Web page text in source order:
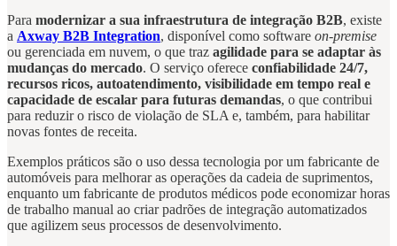
Para modernizar a sua infraestrutura de integração B2B, existe
a Axway B2B Integration, disponível como software on-premise
ou gerenciada em nuvem, o que traz agilidade para se adaptar às
mudanças do mercado. O serviço oferece confiabilidade 24/7,
recursos ricos, autoatendimento, visibilidade em tempo real e
capacidade de escalar para futuras demandas, o que contribui
para reduzir o risco de violação de SLA e, também, para habilitar
novas fontes de receita.
Exemplos práticos são o uso dessa tecnologia por um fabricante de
automóveis para melhorar as operações da cadeia de suprimentos,
enquanto um fabricante de produtos médicos pode economizar horas
de trabalho manual ao criar padrões de integração automatizados
que agilizem seus processos de desenvolvimento.